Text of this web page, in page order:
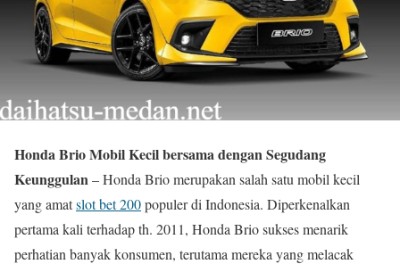
Honda Brio Mobil Kecil bersama dengan Segudang
Keunggulan – Honda Brio merupakan salah satu mobil kecil
yang amatslot bet 200populer di Indonesia. Diperkenalkan
pertama kali terhadap th. 2011, Honda Brio sukses menarik
perhatian banyak konsumen, terutama mereka yang melacak